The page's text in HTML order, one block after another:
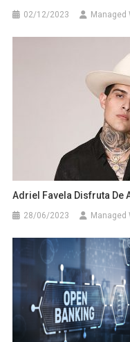
02/12/2023 Managed
Adriel Favela Disfruta De
28/06/2023 Managed